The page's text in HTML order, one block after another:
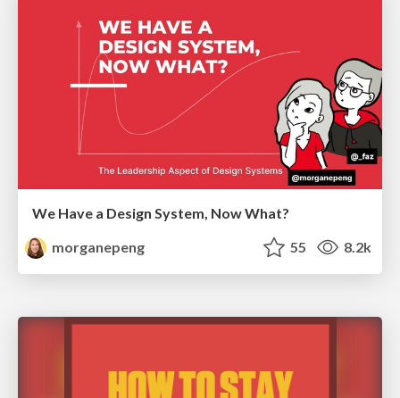
We Have a Design System, Now What?
morganepeng
55 8.2k